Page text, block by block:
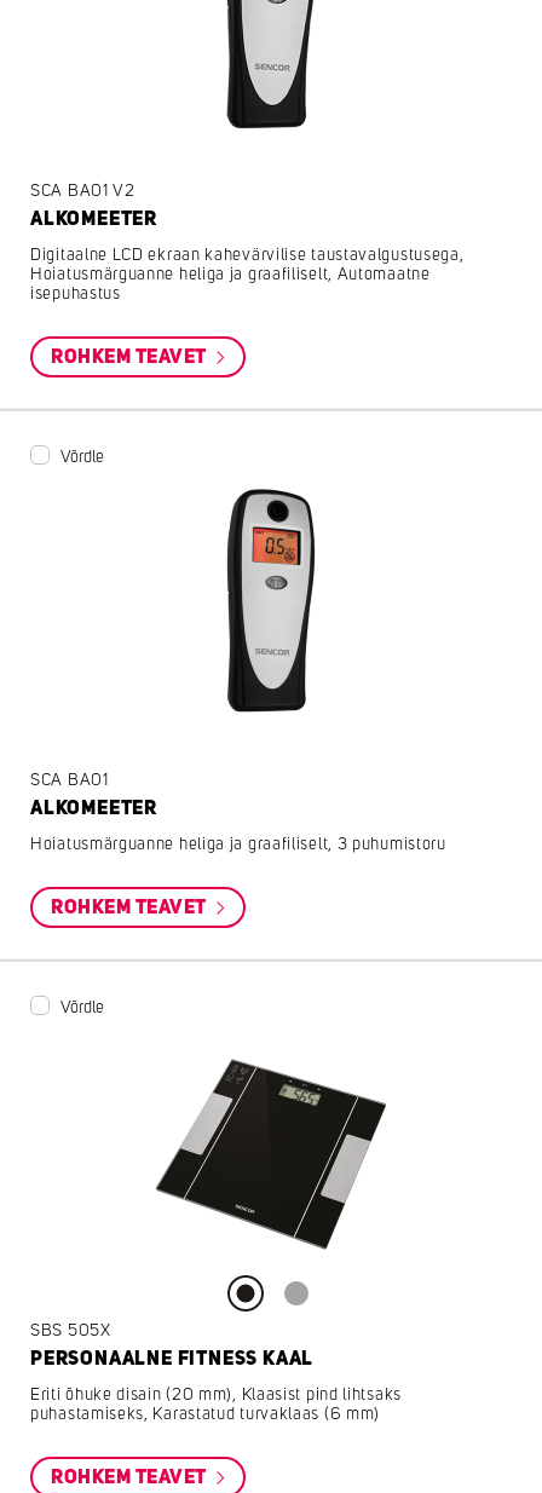
SCA BA01 V2
ALKOMEETER
Digitaalne LCD ekraan kahevärvilise taustavalgustusega,
Hoiatusmärguanne heliga ja graafiliselt, Automaatne
isepuhastus
ROHKEM TEAVET
Võrdle
SCA BA01
ALKOMEETER
Hoiatusmärguanne heliga ja graafiliselt, 3 puhumistoru
ROHKEM TEAVET
Võrdle
SBS 505X
PERSONAALNE FITNESS KAAL
Eriti õhuke disain (20 mm), Klaasist pind lihtsaks
puhastamiseks, Karastatud turvaklaas (6 mm)
ROHKEM TEAVET